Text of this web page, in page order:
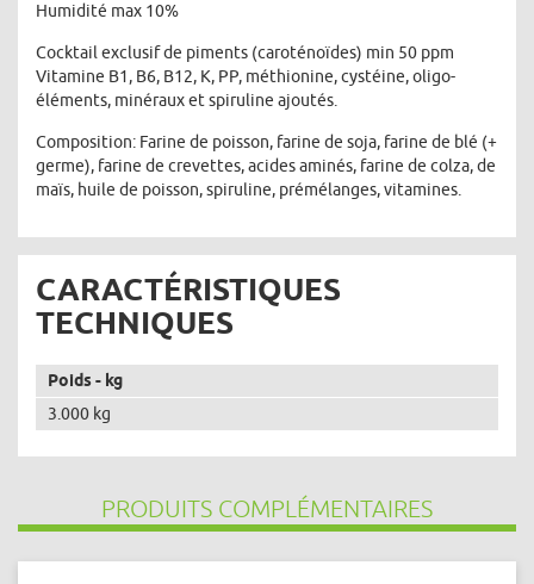
Humidité max 10%
Cocktail exclusif de piments (caroténoïdes) min 50 ppm
Vitamine B1, B6, B12, K, PP, méthionine, cystéine, oligo-
éléments, minéraux et spiruline ajoutés.
Composition: Farine de poisson, farine de soja, farine de blé (+
germe), farine de crevettes, acides aminés, farine de colza, de
maïs, huile de poisson, spiruline, prémélanges, vitamines.
CARACTÉRISTIQUES
TECHNIQUES
Poids - kg
3.000 kg
PRODUITS COMPLÉMENTAIRES